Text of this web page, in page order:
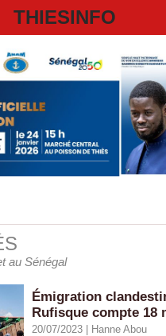
THIESINFO
au Sénégal
Émigration
Rufisque compte 18
20/07/2023 |
Hanne Abou